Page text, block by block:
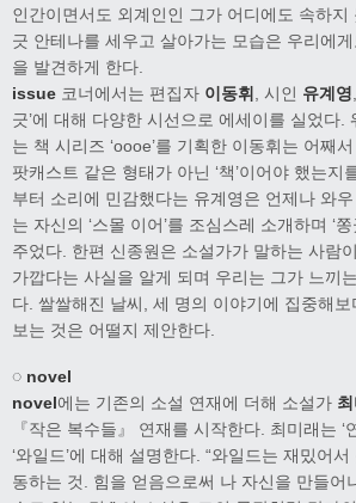
인간이면서도 외계인인 그가 어디에도 속하지
긋 안테나를 세우고 살아가는 모습은 우리에
을 발견하게 한다.
issue 코너에서는 편집자 이동휘 , 시인 유계영
긋’에 대해 다양한 시선으로 에세이를 실었다.
는 책 시리즈 ‘oooe’를 기획한 이동휘는 어째
팟캐스트 같은 형태가 아닌 ‘책’이어야 했는지
부터 소리에 민감했다는 유계영은 언제나 와
는 자신의 ‘스몰 이어’를 조심스레 소개하며 ‘
주었다. 한편 신종원은 소설가가 말하는 사람
가깝다는 사실을 알게 되며 우리는 그가 느끼
다. 쌀쌀해진 날씨, 세 명의 이야기에 집중해
보는 것은 어떨지 제안한다.
◌ novel
novel에는 기존의 소설 연재에 더해 소설가
『작은 복수들』 연재를 시작한다. 최미래는 ‘
‘와일드’에 대해 설명한다. “와일드는 재밌어
동하는 것. 힘을 얻음으로써 나 자신을 만들어